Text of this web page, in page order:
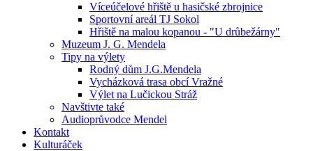
Víceúčelové hřiště u hasičské zbrojnice
Sportovní areál TJ Sokol
Hřiště na malou kopanou - "U drůbežárny"
Muzeum J. G. Mendela
Tipy na výlety
Rodný dům J.G.Mendela
Vycházková trasa obcí Vražné
Výlet na Lučickou Stráž
Navštivte také
Audioprůvodce Mendel
Kontakt
Kulturáček